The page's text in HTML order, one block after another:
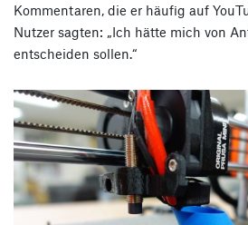
Kommentaren, die er häufig auf
Nutzer sagten: „Ich hätte mich von
entscheiden sollen.“